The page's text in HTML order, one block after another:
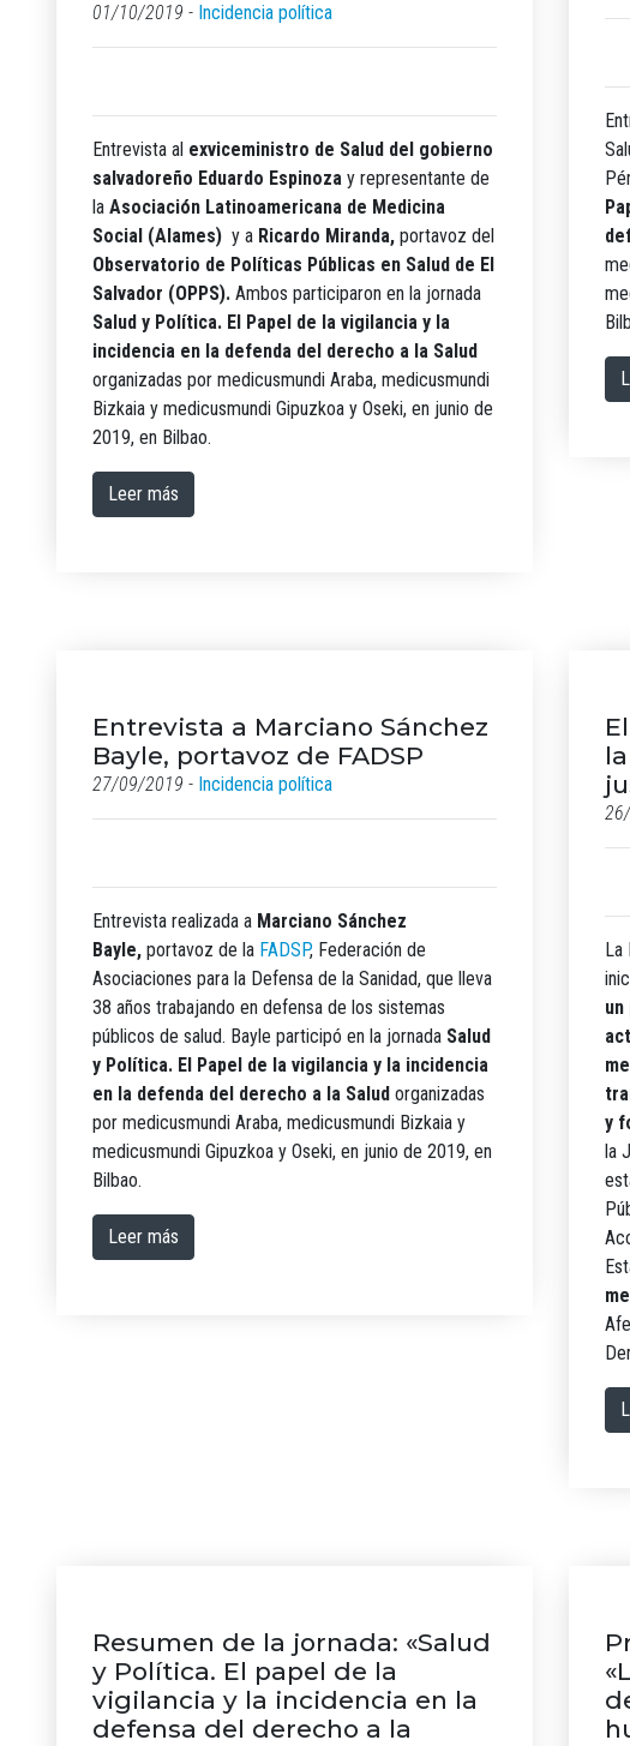
01/10/2019 - Incidencia política
Entrevista al exviceministro de Salud del gobierno
salvadoreño Eduardo Espinoza y representante de
la Asociación Latinoamericana de Medicina
Social (Alames) y a Ricardo Miranda, portavoz del
Observatorio de Políticas Públicas en Salud de El
Salvador (OPPS). Ambos participaron en la jornada
Salud y Política. El Papel de la vigilancia y la
incidencia en la defenda del derecho a la Salud
organizadas por medicusmundi Araba, medicusmundi
Bizkaia y medicusmundi Gipuzkoa y Oseki, en junio de
2019, en Bilbao.
Leer más
Entrevista a Marciano Sánchez
Bayle, portavoz de FADSP
27/09/2019 - Incidencia política
Entrevista realizada a Marciano Sánchez
Bayle, portavoz de la FADSP, Federación de
Asociaciones para la Defensa de la Sanidad, que lleva
38 años trabajando en defensa de los sistemas
públicos de salud. Bayle participó en la jornada Salud
y Política. El Papel de la vigilancia y la incidencia
en la defenda del derecho a la Salud organizadas
por medicusmundi Araba, medicusmundi Bizkaia y
medicusmundi Gipuzkoa y Oseki, en junio de 2019, en
Bilbao.
Leer más
La
y
la
Resumen de la jornada: «Salud
y Política. El papel de la
vigilancia y la incidencia en la
defensa del derecho a la